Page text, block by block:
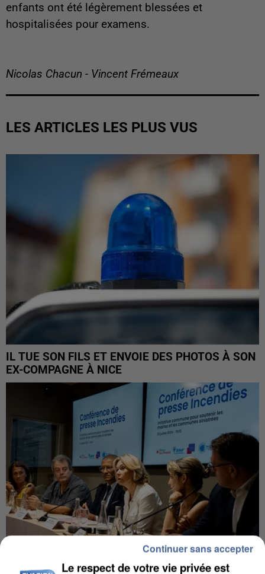
enfants ont été légèrement blessées et
hospitalisées pour examens.
Nicolas Chacun - Vincent Frémeaux
LES ARTICLES LES PLUS VUS
IL TUE SON FILS ET ENVOIE DES PHOTOS À SON
EX-COMPAGNE À NICE
Le respect de votre vie privée est
Continuer sans accepter